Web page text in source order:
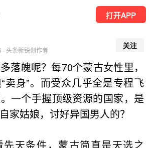
打开APP
头条新锐创作者 关注
落魄呢？每70个蒙古女性里，
卖身”。而受众几乎全是专程飞
一个手握顶级资源的国家，是
家姑娘，讨好异国男人的？
天条件，蒙古简直是天选之